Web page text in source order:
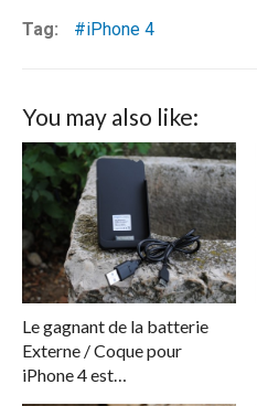
Tag: iPhone 4
You may also like:
Le gagnant de la batterie
Externe / Coque pour
iPhone 4 est…